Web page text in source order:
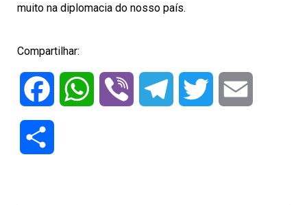
muito na diplomacia do nosso país.
Compartilhar:
Facebook WhatsApp Viber Telegram Twitter